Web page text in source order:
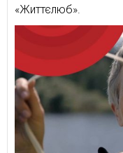
«Життєлюб».